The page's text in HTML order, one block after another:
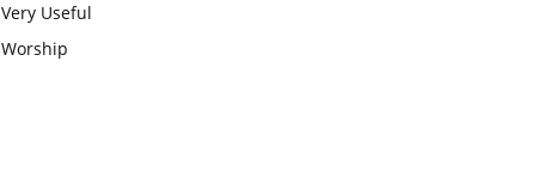
Very Useful
Worship